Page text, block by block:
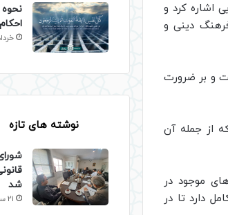
اشاره کرد و
دینی و
و بر ضرورت
از جمله آن
موجود در
دارد تا در
خرداد 9,
نوشته های تازه
شد
21 ساعت پیش